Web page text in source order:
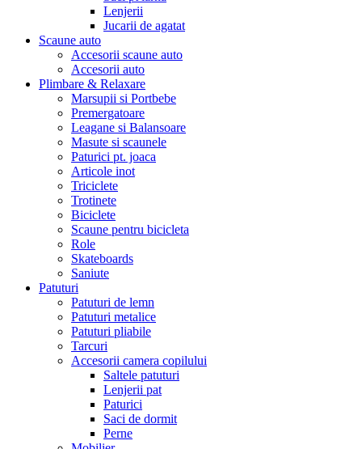
Lenjerii
Jucarii de agatat
Scaune auto
Accesorii scaune auto
Accesorii auto
Plimbare & Relaxare
Marsupii si Portbebe
Premergatoare
Leagane si Balansoare
Masute si scaunele
Paturici pt. joaca
Articole inot
Triciclete
Trotinete
Biciclete
Scaune pentru bicicleta
Role
Skateboards
Saniute
Patuturi
Patuturi de lemn
Patuturi metalice
Patuturi pliabile
Tarcuri
Accesorii camera copilului
Saltele patuturi
Lenjerii pat
Paturici
Saci de dormit
Perne